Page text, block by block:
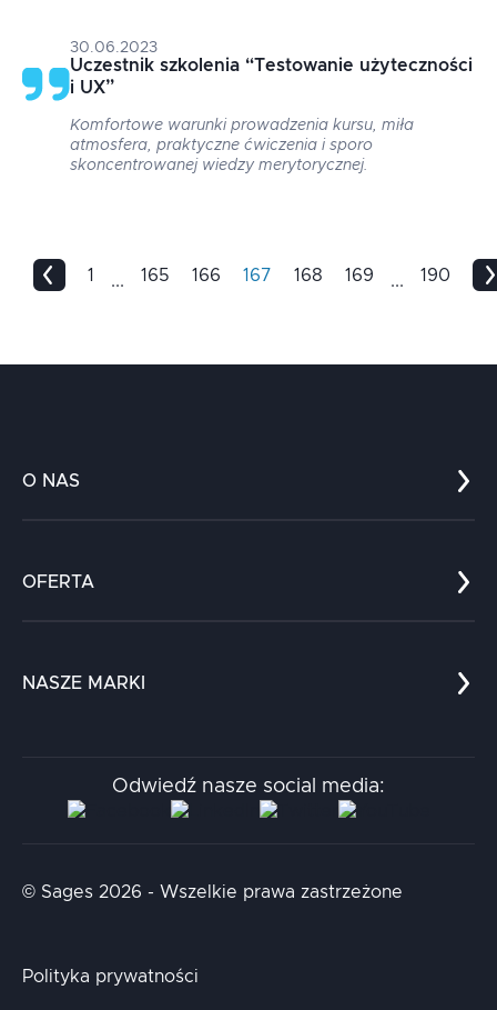
30.06.2023
Uczestnik szkolenia “Testowanie użyteczności
i UX”
Komfortowe warunki prowadzenia kursu, miła
atmosfera, praktyczne ćwiczenia i sporo
skoncentrowanej wiedzy merytorycznej.
1 ... 165 166 167 168 169 ... 190
O NAS
Kariera
Kontakt
OFERTA
Chatboty
NASZE MARKI
Aidapta
AI & NLP Day
Odwiedź nasze social media:
© Sages 2026 - Wszelkie prawa zastrzeżone
Polityka prywatności